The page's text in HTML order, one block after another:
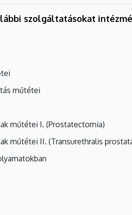
szolgáltatásokat
műtétei
műtétei I. (Prostatectomia)
műtétei II. (Transurethralis